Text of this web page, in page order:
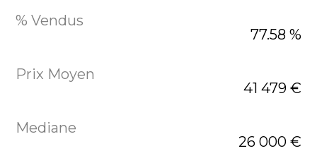
77.58 %
41 479 €
26 000 €